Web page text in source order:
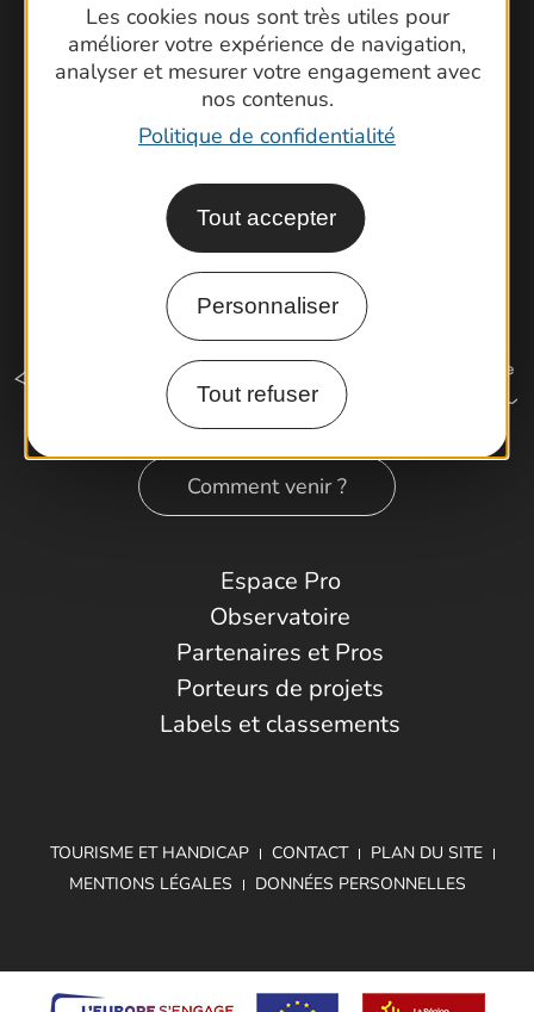
Les cookies nous sont très utiles pour
améliorer votre expérience de navigation,
analyser et mesurer votre engagement avec
nos contenus.
Politique de confidentialité
Tout accepter
Personnaliser
Tout refuser
Brochures
Cartoguides et Topoguides
Latitude Gard
Comment venir ?
Espace Pro
Observatoire
Partenaires et Pros
Porteurs de projets
Labels et classements
TOURISME ET HANDICAP CONTACT
PLAN DU SITE
MENTIONS LÉGALES
DONNÉES PERSONNELLES